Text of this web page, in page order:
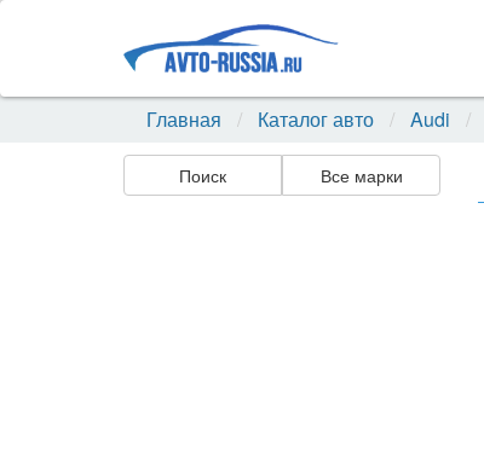
Главная Каталог авто Audi
Поиск Все марки